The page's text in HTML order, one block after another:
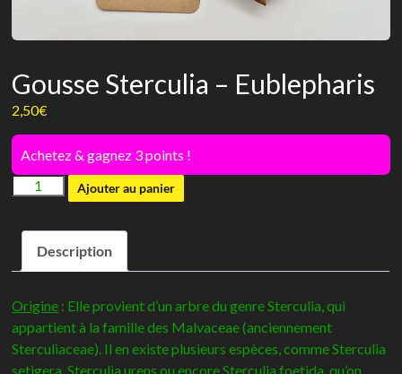
Gousse Sterculia – Eublepharis
2,50€
Achetez & gagnez 3 points !
quantité
Gousse
Sterculia
-
Ajouter au panier
Description
Origine : Elle provient d’un arbre du genre Sterculia, qui
appartient à la famille des Malvaceae (anciennement
Sterculiaceae). Il en existe plusieurs espèces, comme Sterculia
setigera, Sterculia urens ou encore Sterculia foetida, qu’on